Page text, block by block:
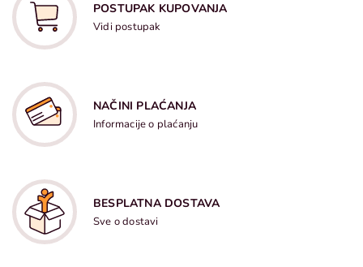
POSTUPAK KUPOVANJA
Vidi postupak
NAČINI PLAĆANJA
Informacije o plaćanju
BESPLATNA DOSTAVA
Sve o dostavi